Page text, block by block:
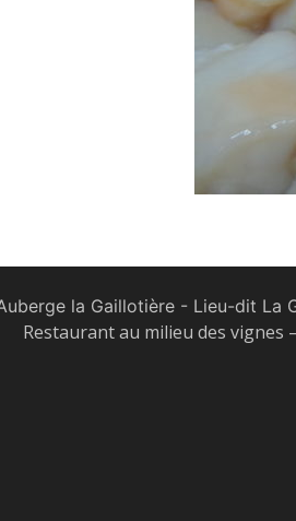
la Gaillotière - Lieu-dit La
Restaurant au milieu des vignes